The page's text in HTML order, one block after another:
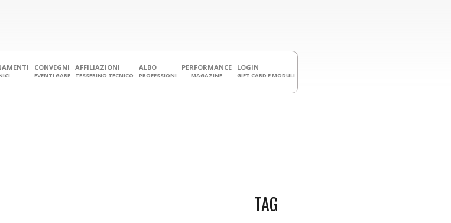
CONVEGNI
EVENTI GARE
AFFILIAZIONI
TESSERINO TECNICO
ALBO
PROFESSIONI
PERFORMANCE
MAGAZINE
LOGIN
GIFT CARD E MODULI
TAG